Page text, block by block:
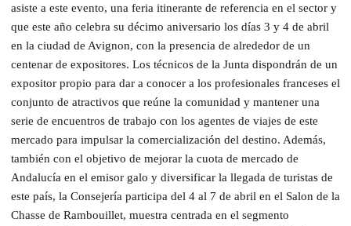
asiste a este evento, una feria itinerante de referencia en el sector y
que este año celebra su décimo aniversario los días 3 y 4 de abril
en la ciudad de Avignon, con la presencia de alrededor de un
centenar de expositores. Los técnicos de la Junta dispondrán de un
expositor propio para dar a conocer a los profesionales franceses el
conjunto de atractivos que reúne la comunidad y mantener una
serie de encuentros de trabajo con los agentes de viajes de este
mercado para impulsar la comercialización del destino. Además,
también con el objetivo de mejorar la cuota de mercado de
Andalucía en el emisor galo y diversificar la llegada de turistas de
este país, la Consejería participa del 4 al 7 de abril en el Salon de la
Chasse de Rambouillet, muestra centrada en el segmento